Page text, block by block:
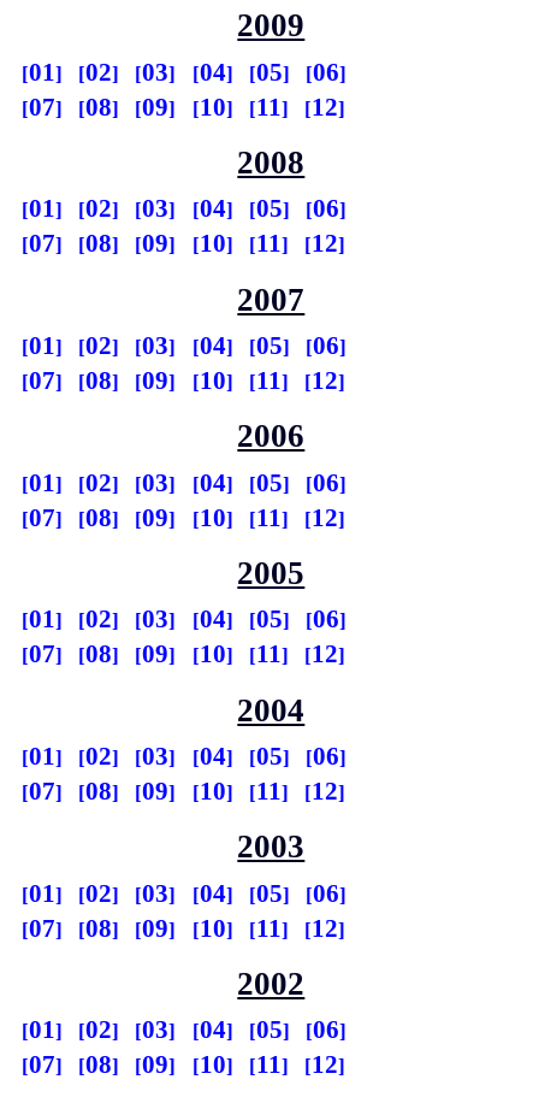
2009
01 02 03 04 05
06
07
08 09 10 11 12
2008
01 02 03 04 05
06
07
08 09 10 11 12
2007
01 02 03 04 05
06
07
08 09 10 11 12
2006
01 02 03 04 05
06
07
08 09 10 11 12
2005
01 02 03 04 05
06
07
08 09 10 11 12
2004
01 02 03 04 05
06
07
08 09 10 11 12
2003
01 02 03 04 05
06
07
08 09 10 11 12
2002
01 02 03 04 05
06
07
08 09 10 11 12